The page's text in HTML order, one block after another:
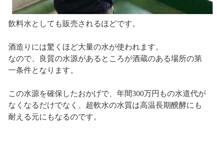
飲料水としても販売されるほどです。
酒造りには驚くほど大量の水が使われます。
なので、良質の水源があるところが酒蔵のある場所の第
一条件となります。
この水源を確保したおかげで、年間300万円もの水道代が
なくなるだけでなく、超軟水の水質は高温長期醗酵にも
耐える元にもなるのです。